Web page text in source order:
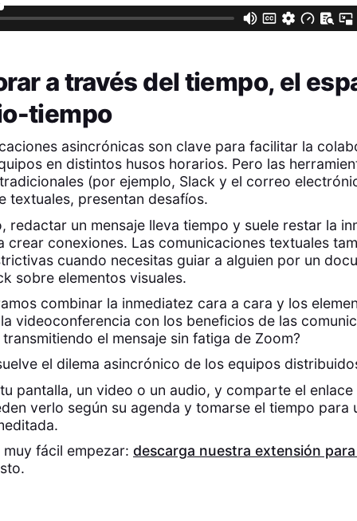
a través del tiempo, el
tiempo
asincrónicas son clave para facilitar la
en distintos husos horarios. Pero las
(por ejemplo, Slack y el correo
textuales, presentan desafíos.
redactar un mensaje lleva tiempo y suele restar la
crear conexiones. Las comunicaciones textuales
cuando necesitas guiar a alguien por un
sobre elementos visuales.
combinar la inmediatez cara a cara y los
videoconferencia con los beneficios de las
el mensaje sin fatiga de Zoom?
el dilema asincrónico de los equipos
pantalla, un video o un audio, y comparte el
verlo según su agenda y tomarse el tiempo para
muy fácil empezar: descarga nuestra extensión